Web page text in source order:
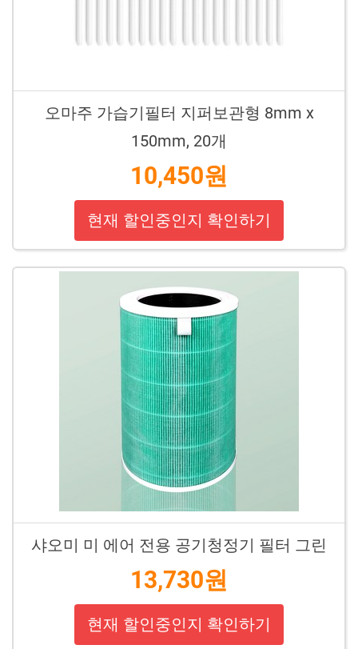
오마주 가습기필터 지퍼보관형 8mm x
150mm, 20개
10,450원
현재 할인중인지 확인하기
샤오미 미 에어 전용 공기청정기 필터 그린
13,730원
현재 할인중인지 확인하기